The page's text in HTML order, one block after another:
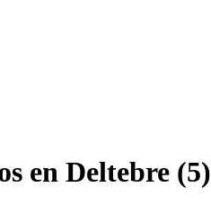
en Deltebre (5)